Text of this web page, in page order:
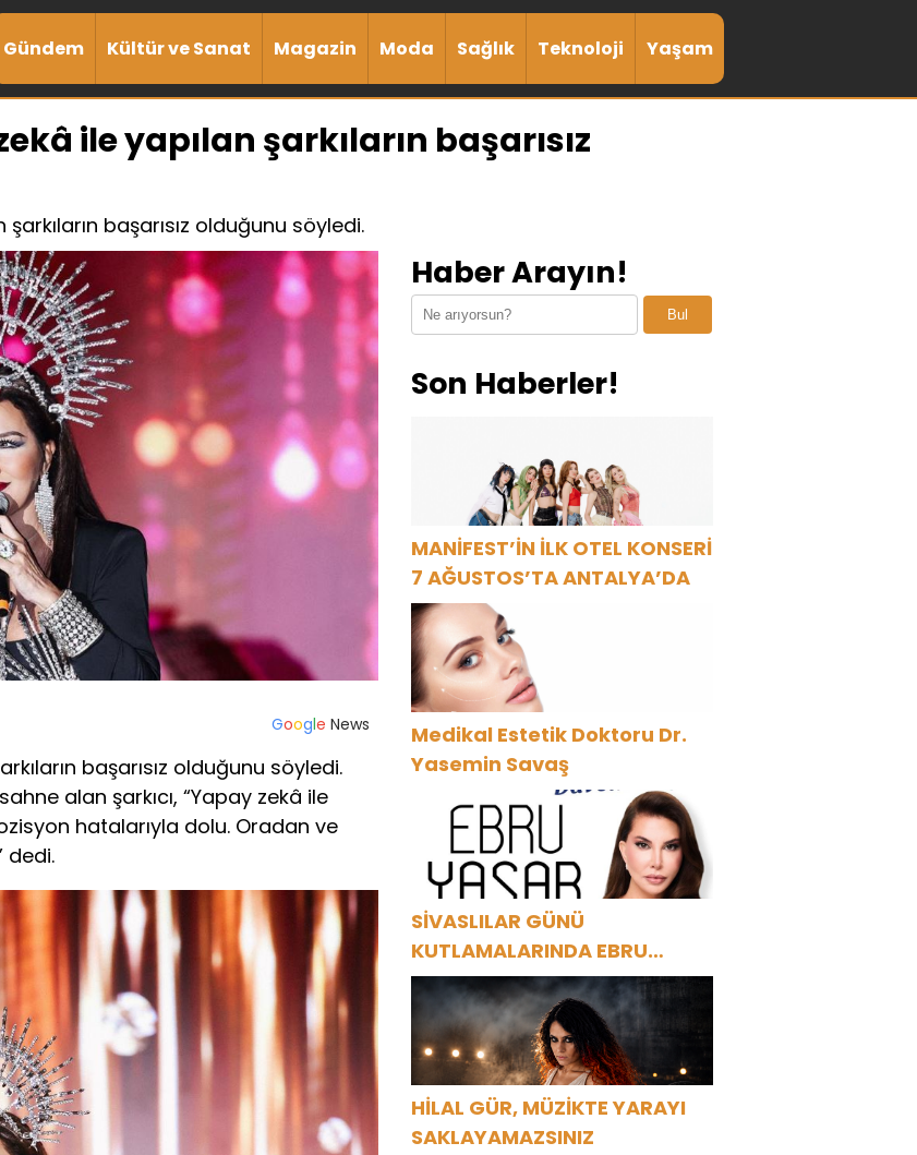
Gündem Kültür ve Sanat Magazin Moda Sağlık Teknoloji Yaşam
ile yapılan şarkıların başarısız
başarısız olduğunu söyledi.
Google News
başarısız olduğunu söyledi.
alan şarkıcı, “Yapay zekâ ile
hatalarıyla dolu. Oradan ve
dedi.
Haber Arayın!
Bul
Son Haberler!
MANİFEST’İN İLK OTEL KONSERİ
7 AĞUSTOS’TA ANTALYA’DA
Medikal Estetik Doktoru Dr.
Yasemin Savaş
SİVASLILAR GÜNÜ
KUTLAMALARINDA EBRU
YAŞAR RÜZGARI ESECEK!
HİLAL GÜR, MÜZİKTE YARAYI
SAKLAYAMAZSINIZ